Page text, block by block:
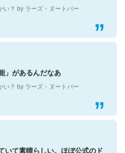
」があるんだなあ
いて素晴らしい。ほぼ公式のド